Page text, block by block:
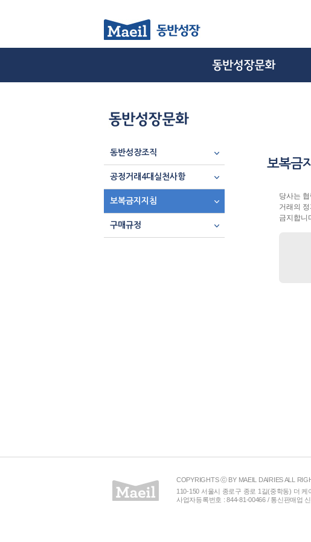
동반성장조직
공정거래4대실천사항
보복금지지침
구매규정
당사는
거래의
금지합니
COPYRIGHTS ⓒ BY MAEIL DAIRIES ALL
110-150 서울시 종로구 종로 1길(중학동) 더
사업자등록번호 : 844-81-00466 / 통신판매업